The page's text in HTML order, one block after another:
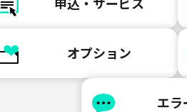
申込・サービス
オプション
エラ